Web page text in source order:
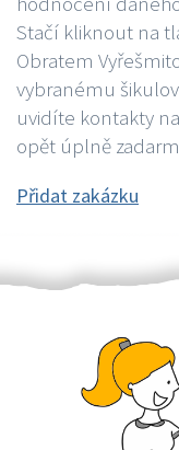
Stačí kliknout na
Obratem
vybranému
uvidíte kontakty
opět úplně
Přidat zakázku